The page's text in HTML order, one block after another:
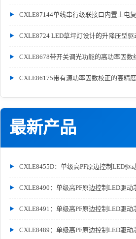
CXLE87144单线串行级联接口内置上电复
CXLE8724 LED草坪灯设计的升降压型驱
CXLE8678带开关调光功能的高功率因数
CXLE86175带有源功率因数校正的高精度
最新产品
CXLE8455D：单级高PF原边控制LED驱
CXLE8490：单级高PF原边控制LED驱动
CXLE8491：单级高PF原边控制LED驱动
CXLE8489：单级高PF原边控制LED驱动